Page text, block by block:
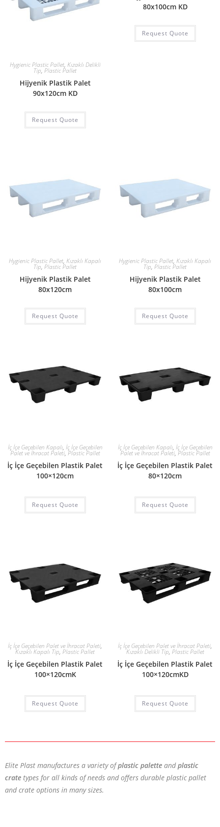
Hygienic Plastic Pallet, Kızaklı Delikli
Tip, Plastic Pallet
Hijyenik Plastik Palet
90x120cm KD
Request Quote
80x100cm KD
Request Quote
Hygienic Plastic Pallet, Kızaklı Kapalı
Tip, Plastic Pallet
Hijyenik Plastik Palet
80x120cm
Request Quote
Hygienic Plastic Pallet, Kızaklı Kapalı
Tip, Plastic Pallet
Hijyenik Plastik Palet
80x100cm
Request Quote
İç İçe Geçebilen Kapalı, İç İçe Geçebilen
Palet ve İhracat Paleti, Plastic Pallet
İç İçe Geçebilen Plastik Palet
100×120cm
Request Quote
İç İçe Geçebilen Kapalı, İç İçe Geçebilen
Palet ve İhracat Paleti, Plastic Pallet
İç İçe Geçebilen Plastik Palet
80×120cm
Request Quote
İç İçe Geçebilen Palet ve İhracat Paleti,
Kızaklı Kapalı Tip, Plastic Pallet
İç İçe Geçebilen Plastik Palet
100×120cmK
Request Quote
İç İçe Geçebilen Palet ve İhracat Paleti,
Kızaklı Delikli Tip, Plastic Pallet
İç İçe Geçebilen Plastik Palet
100×120cmKD
Request Quote
Elite Plast manufactures a variety ofplastic palette andplastic
crate types for all kinds of needs and offers durable plastic pallet
and crate options in many sizes.